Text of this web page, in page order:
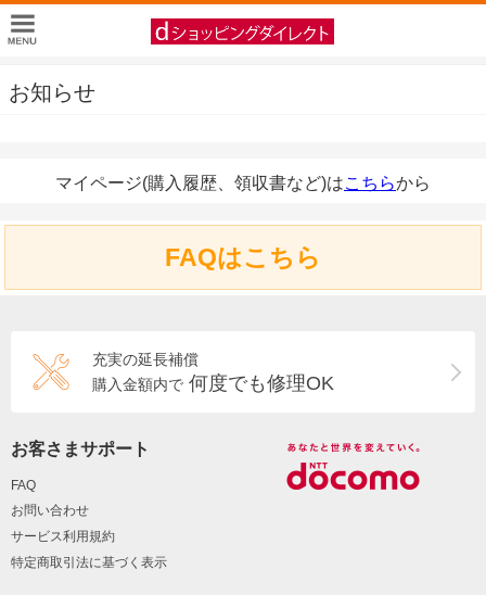
お知らせ
マイページ(購入履歴、領収書など)はこちらから
FAQはこちら
充実の延長補償
購入金額内で 何度でも修理OK
お客さまサポート
FAQ
お問い合わせ
サービス利用規約
特定商取引法に基づく表示